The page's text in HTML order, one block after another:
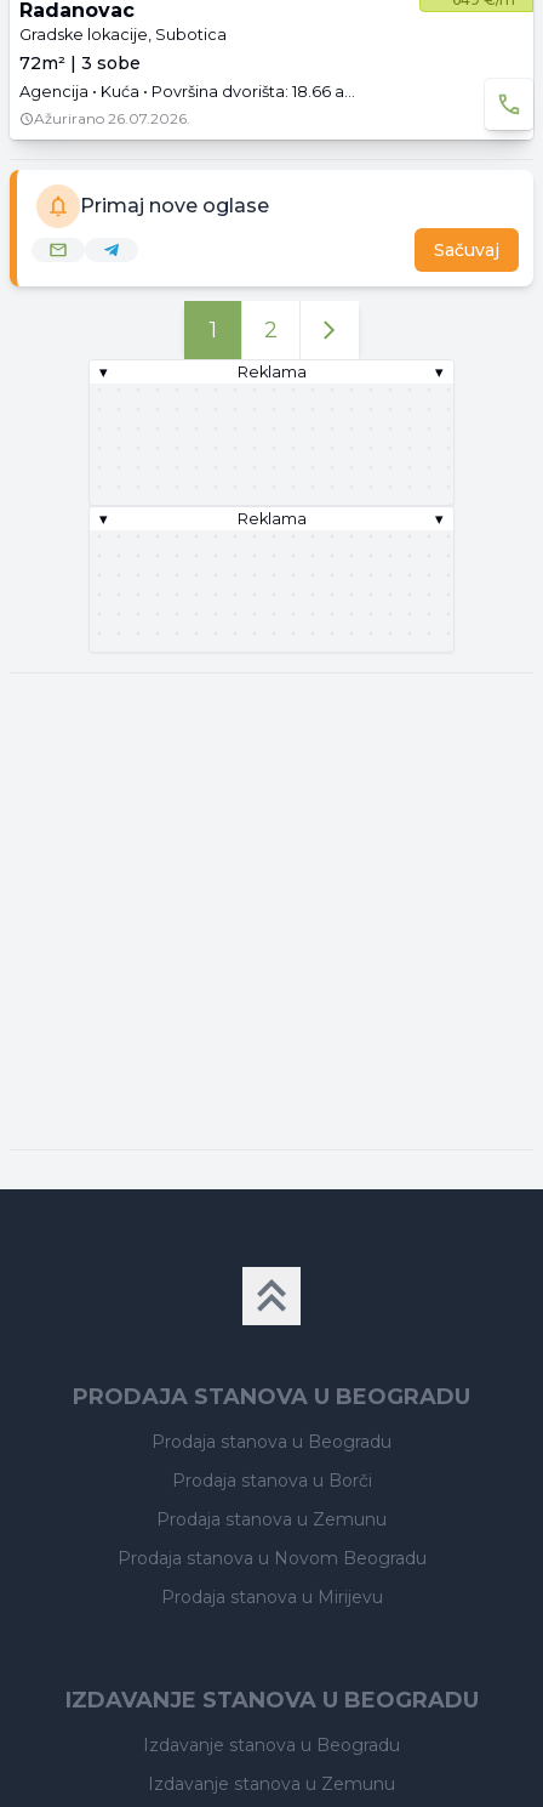
Radanovac
Gradske lokacije, Subotica
72m² | 3 sobe
Agencija • Kuća • Površina dvorišta: 18.66 a • Prazno • Garaža • 3D tura
Ažurirano 26.07.2026.
Primaj nove oglase
Sačuvaj
1 2
▾ Reklama ▾
▾ Reklama ▾
PRODAJA STANOVA U BEOGRADU
Prodaja stanova u Beogradu
Prodaja stanova u Borči
Prodaja stanova u Zemunu
Prodaja stanova u Novom Beogradu
Prodaja stanova u Mirijevu
IZDAVANJE STANOVA U BEOGRADU
Izdavanje stanova u Beogradu
Izdavanje stanova u Zemunu